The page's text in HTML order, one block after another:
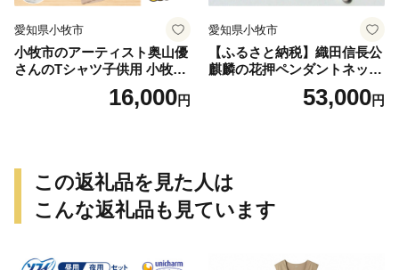
愛知県小牧市
小牧市のアーティスト奥山優
さんのTシャツ子供用 小牧市
16,000円
愛知県小牧市
【ふるさと納税】織田信長公
麒麟の花押ペンダントネック
53,000円
この返礼品を見た人は
こんな返礼品も見ています